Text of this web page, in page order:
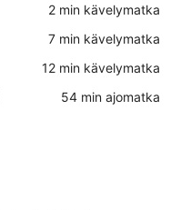
‪2 min kävelymatka‬
‪7 min kävelymatka‬
‪12 min kävelymatka‬
‪54 min ajomatka‬